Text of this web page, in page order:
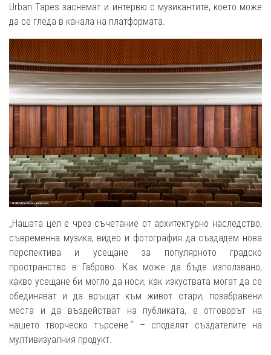
Urban Tapes заснемат и интервю с музикантите, което може
да се гледа в канала на платформата.
„Нашата цел е чрез съчетание от архитектурно наследство,
съвременна музика, видео и фотография да създадем нова
перспектива и усещане за популярното градско
пространство в Габрово. Как може да бъде използвано,
какво усещане би могло да носи, как изкуствата могат да се
обединяват и да връщат към живот стари, позабравени
места и да въздействат на публиката, е отговорът на
нашето творческо търсене.“ – споделят създателите на
мултивизуалния продукт.